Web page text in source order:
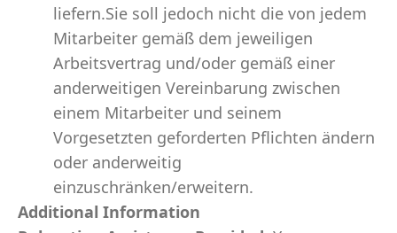
liefern.Sie soll jedoch nicht die von jedem
Mitarbeiter gemäß dem jeweiligen
Arbeitsvertrag und/oder gemäß einer
anderweitigen Vereinbarung zwischen
einem Mitarbeiter und seinem
Vorgesetzten geforderten Pflichten ändern
oder anderweitig
einzuschränken/erweitern.
Additional Information